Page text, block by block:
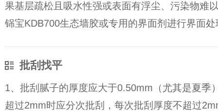
果基层疏松且吸水性强或表面有浮尘、污染物难
铞宝KDB700生态墙胶或专用的界面剂进行界面处
批刮找平
1、批刮腻子的厚度应大于0.50mm（尤其是夏季
超过2mm时应分次批刮，每次批刮厚度不超过